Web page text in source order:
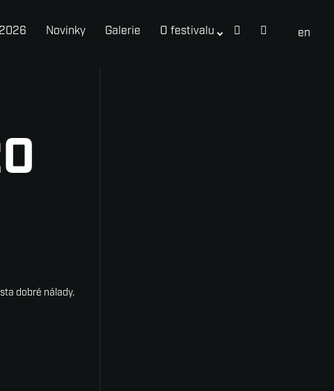
Novinky Galerie O festivalu cs
en
dobré nálady.